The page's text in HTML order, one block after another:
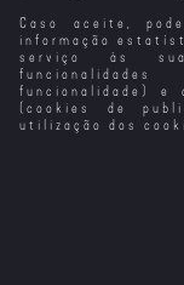
Caso aceite,
informação
serviço às
funcionalidade) e
(cookies de
utilização dos
Uma Grande,
Corajosa e Bela
Viagem
O